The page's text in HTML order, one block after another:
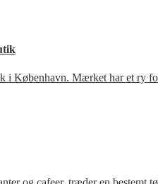
i København. Mærket har et ry